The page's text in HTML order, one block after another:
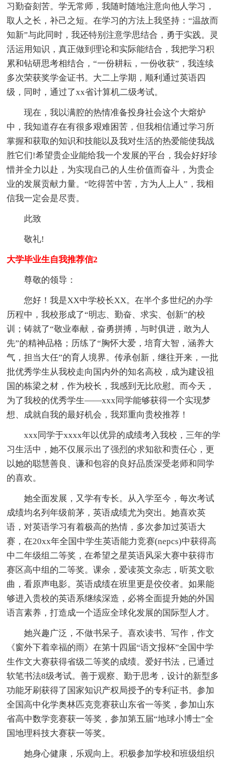
习勤奋刻苦。学无常师，我随时随地注意向他人学习，
取人之长，补己之短。在学习的方法上我坚持：“温故而
知新”与此同时，我还特别注意学思结合，勇于实践。灵
活运用知识，真正做到理论和实际能结合，我把学习积
累和钻研思考相结合，“一份耕耘，一份收获”，我连续
多次荣获奖学金证书。大二上学期，顺利通过英语四
级，同时，通过了xx省计算机二级考试。
现在，我以满腔的热情准备投身社会这个大熔炉
中，我知道存在有很多艰难困苦，但我相信通过学习所
掌握和获取的知识和技能以及我对生活的热爱能使我战
胜它们!希望贵企业能给我一个发展的平台，我会好好珍
惜并全力以赴，为实现自己的人生价值而奋斗，为贵企
业的发展贡献力量。“吃得苦中苦，方为人上人”，我相
信我一定会是尽责。
此致
敬礼!
大学毕业生自我推荐信2
尊敬的领导：
您好！我是XX中学校长XX。在半个多世纪的办学
历程中，我校形成了“明志、勤奋、求实、创新”的校
训；铸就了“敬业奉献，奋勇拼搏，与时俱进，敢为人
先”的精神品格；历练了“胸怀大爱，培育大智，涵养大
气，担当大任”的育人境界。传承创新，继往开来，一批
批优秀学生从我校走向国内外的知名高校，成为建设祖
国的栋梁之材，作为校长，我感到无比欣慰。而今天，
为了我校的优秀学生——xxx同学能够获得一个实现梦
想、成就自我的最好机会，我郑重向贵校推荐！
xxx同学于xxxx年以优异的成绩考入我校，三年的学
习生活中，她不仅展示出了强烈的求知欲和责任心，更
以她的聪慧善良、谦和包容的良好品质深受老师和同学
的喜欢。
她全面发展，又学有专长。从入学至今，每次考试
成绩均名列年级前茅，英语成绩尤为突出。她喜欢英
语，对英语学习有着极高的热情，多次参加过英语大
赛，在20xx年全国中学生英语能力竞赛(nepcs)中获得高
中二年级组二等奖，在希望之星英语风采大赛中获得市
赛区高中组的二等奖。课余，爱读英文杂志，听英文歌
曲，看原声电影。英语成绩在班里更是佼佼者。如果能
够进入贵校的英语系继续深造，必将全面提升她的外国
语言素养，打造成一个适应全球化发展的国际型人才。
她兴趣广泛，不做书呆子。喜欢读书、写作，作文
《窗外下着幸福的雨》在第十四届“语文报杯”全国中学
生作文大赛获得省级二等奖的成绩。爱好书法，已通过
软笔书法8级考试。善于观察、勤于思考，设计的新型多
功能牙刷获得了国家知识产权局授予的专利证书。参加
全国高中化学奥林匹克竞赛获山东省一等奖，参加山东
省高中数学竞赛获一等奖，参加第五届“地球小博士”全
国地理科技大赛获一等奖。
她身心健康，乐观向上。积极参加学校和班级组织